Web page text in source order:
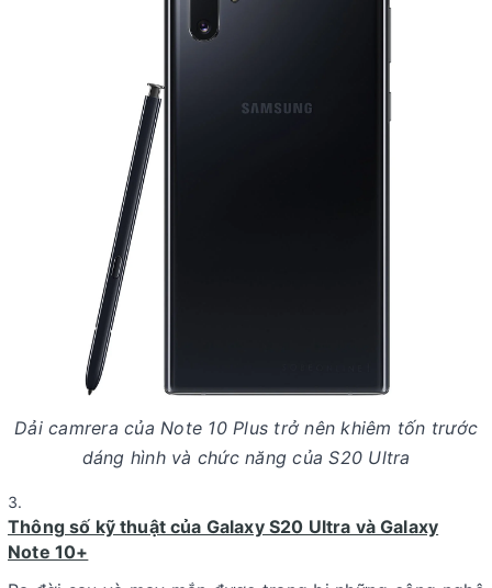
Dải camrera của Note 10 Plus trở nên khiêm tốn trước
dáng hình và chức năng của S20 Ultra
Thông số kỹ thuật của Galaxy S20 Ultra và Galaxy
Note 10+